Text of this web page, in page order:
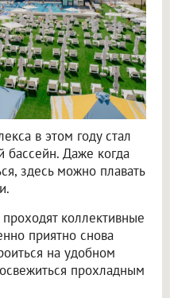
в этом году стал
бассейн. Даже когда
здесь можно плавать
коллективные
приятно снова
на удобном
прохладным